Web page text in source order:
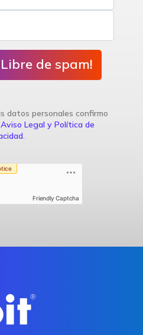
de spam!
datos personales confirmo
Aviso Legal y Política de
.
Friendly Captcha